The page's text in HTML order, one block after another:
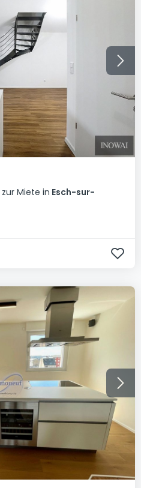
zur Miete in Esch-sur-